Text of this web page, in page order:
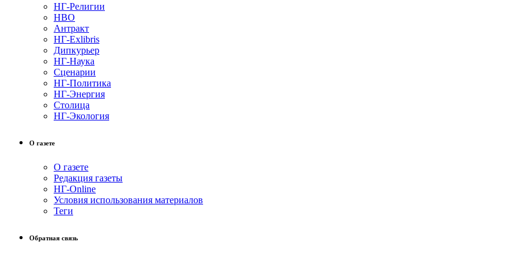
НГ-Религии
НВО
Антракт
НГ-Exlibris
Дипкурьер
НГ-Наука
Сценарии
НГ-Политика
НГ-Энергия
Столица
НГ-Экология
О газете
О газете
Редакция газеты
НГ-Online
Условия использования материалов
Теги
Обратная связь